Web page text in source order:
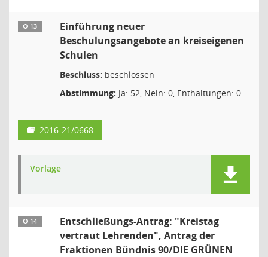
Ö 13
Einführung neuer
Beschulungsangebote an kreiseigenen
Schulen
Beschluss: beschlossen
Abstimmung: Ja: 52, Nein: 0, Enthaltungen: 0
2016-21/0668
Vorlage
Ö 14
Entschließungs-Antrag: "Kreistag
vertraut Lehrenden", Antrag der
Fraktionen Bündnis 90/DIE GRÜNEN